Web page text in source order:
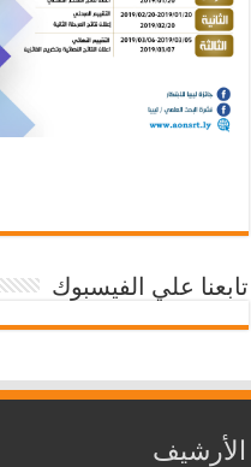
تابعنا علي الفيسبوك
الأرشيف